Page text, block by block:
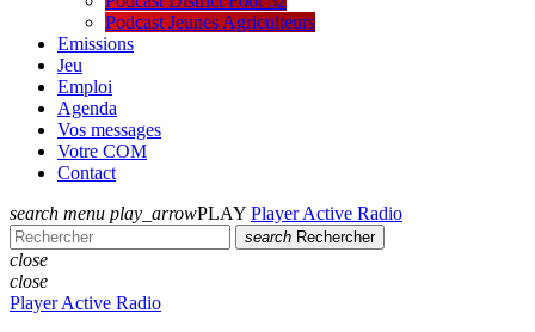
Podcast Jeunes Agriculteurs
Emissions
Jeu
Emploi
Agenda
Vos messages
Votre COM
Contact
search menu play_arrowPLAY Player Active Radio
search Rechercher
close
close
Player Active Radio